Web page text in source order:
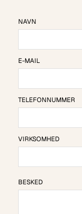
NAVN
E-MAIL
TELEFONNUMMER
VIRKSOMHED
BESKED
BESKED